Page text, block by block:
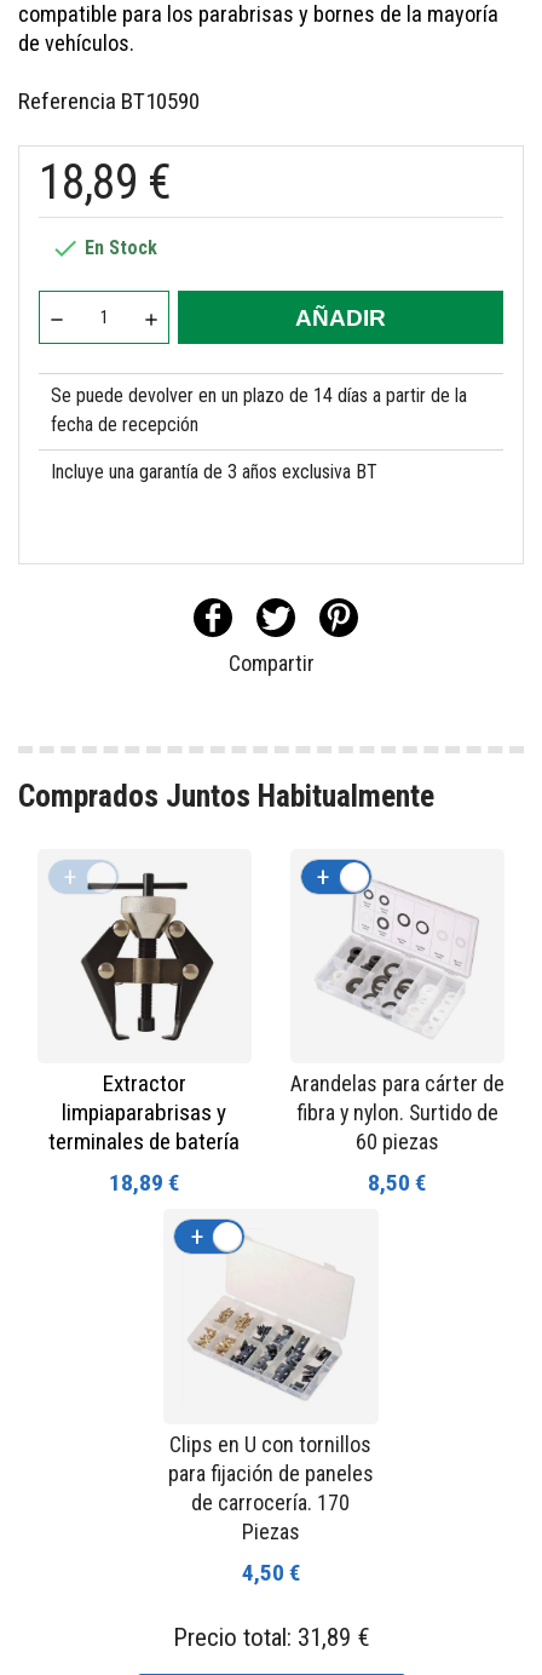
compatible para los parabrisas y bornes de la mayoría
de vehículos.
Referencia BT10590
18,89 €
 En Stock
AÑADIR
Se puede devolver en un plazo de 14 días a partir de la
fecha de recepción
Incluye una garantía de 3 años exclusiva BT
Compartir
Comprados Juntos Habitualmente
Extractor
limpiaparabrisas y
terminales de batería
18,89 €
+ -
Arandelas para cárter de
fibra y nylon. Surtido de
60 piezas
8,50 €
+
Clips en U con tornillos
para fijación de paneles
de carrocería. 170
Piezas
4,50 €
+
Precio total: 31,89 €